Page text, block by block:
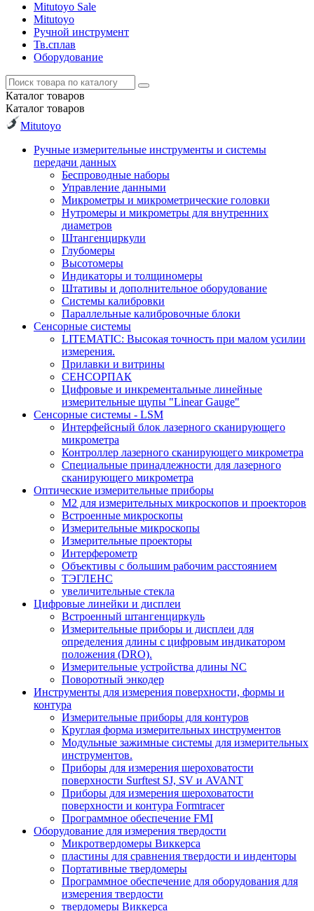
Mitutoyo Sale
Mitutoyo
Ручной инструмент
Тв.сплав
Оборудование
Каталог товаров
Каталог товаров
Mitutoyo
Ручные измерительные инструменты и системы
передачи данных
Беспроводные наборы
Управление данными
Микрометры и микрометрические головки
Нутромеры и микрометры для внутренних
диаметров
Штангенциркули
Глубомеры
Высотомеры
Индикаторы и толщиномеры
Штативы и дополнительное оборудование
Системы калибровки
Параллельные калибровочные блоки
Сенсорные системы
LITEMATIC: Высокая точность при малом усилии
измерения.
Прилавки и витрины
СЕНСОРПАК
Цифровые и инкрементальные линейные
измерительные щупы "Linear Gauge"
Сенсорные системы - LSM
Интерфейсный блок лазерного сканирующего
микрометра
Контроллер лазерного сканирующего микрометра
Специальные принадлежности для лазерного
сканирующего микрометра
Оптические измерительные приборы
M2 для измерительных микроскопов и проекторов
Встроенные микроскопы
Измерительные микроскопы
Измерительные проекторы
Интерферометр
Объективы с большим рабочим расстоянием
ТЭГЛЕНС
увеличительные стекла
Цифровые линейки и дисплеи
Встроенный штангенциркуль
Измерительные приборы и дисплеи для
определения длины с цифровым индикатором
положения (DRO).
Измерительные устройства длины NC
Поворотный энкодер
Инструменты для измерения поверхности, формы и
контура
Измерительные приборы для контуров
Круглая форма измерительных инструментов
Модульные зажимные системы для измерительных
инструментов.
Приборы для измерения шероховатости
поверхности Surftest SJ, SV и AVANT
Приборы для измерения шероховатости
поверхности и контура Formtracer
Программное обеспечение FMI
Оборудование для измерения твердости
Микротвердомеры Виккерса
пластины для сравнения твердости и инденторы
Портативные твердомеры
Программное обеспечение для оборудования для
измерения твердости
твердомеры Виккерса